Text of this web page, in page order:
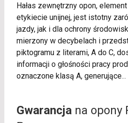
Hałas zewnętrzny opon,
etykiecie unijnej, jest istotny
jazdy, jak i dla ochrony
mierzony w decybelach i
piktogramu z literami, A do C,
informacji o głośności pracy
oznaczone klasą A, generujące...
Gwarancjana opony